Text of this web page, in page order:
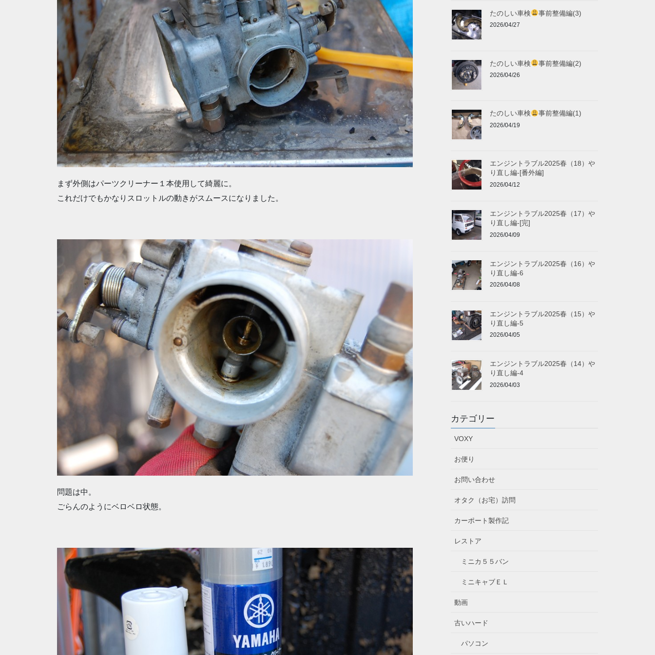
まず外側はパーツクリーナー１本使用して綺麗に。
これだけでもかなりスロットルの動きがスムースになりました。
問題は中。
ごらんのようにベロベロ状態。
たのしい車検 事前整備編(3)
2026/04/27
たのしい車検 事前整備編(2)
2026/04/26
たのしい車検 事前整備編(1)
2026/04/19
エンジントラブル2025春（18）や
り直し編-[番外編]
2026/04/12
エンジントラブル2025春（17）や
り直し編-[完]
2026/04/09
エンジントラブル2025春（16）や
り直し編-6
2026/04/08
エンジントラブル2025春（15）や
り直し編-5
2026/04/05
エンジントラブル2025春（14）や
り直し編-4
2026/04/03
カテゴリー
VOXY
お便り
お問い合わせ
オタク（お宅）訪問
カーポート製作記
レストア
ミニカ５５バン
ミニキャブＥＬ
動画
古いハード
パソコン